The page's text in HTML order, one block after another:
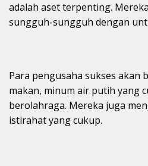
adalah aset terpenting.
sungguh-sungguh dengan
Para pengusaha sukses akan
makan, minum air putih yang
berolahraga. Mereka juga
istirahat yang cukup.